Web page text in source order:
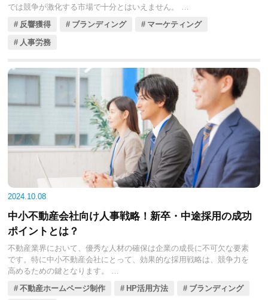
では競争が激化する市場で十分とはいえません。
特に中小不動産会社にとって、業務の幅を広げ、顧客からの信頼を獲
得するためには、宅建士の資格に加えて、関連する専門資格の取得が
非常に重要です。宅建士としてスキルをさらに高められる、ダブルラ
幅を大きく広げ、さらなる競争力を高める7つのおすすめ資格をご紹介
します。各資格のメリットや業務への応用方法、資格取得のための学
習方法まで、くわしく見ていきましょう。
反響獲得 ブランディング
マーケティング
人事労務
2024.10.08
中小不動産会社向け人事戦略！新卒・中途採用の成功
ポイントとは？
不動産業界において、優秀な人材の確保は企業の成長に不可欠な要素
です。特に中小不動産会社にとって、効果的な採用戦略は、競争力を
高めるための鍵となります。
新卒採用では、企業文化に共感し、長期的に成長できる若い才能を見
つけるのが目標です。一方、中途採用では、即戦力となるスキルや経
不動産ホームページ制作 HP活用方法
ブランディング